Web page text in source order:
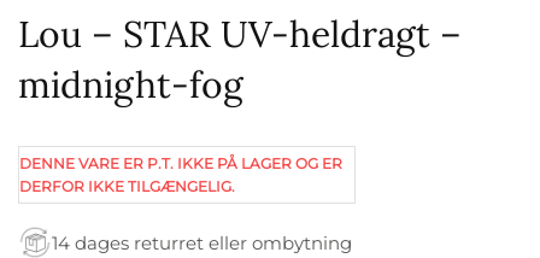
Lou – STAR UV-heldragt –
midnight-fog
DENNE VARE ER P.T. IKKE PÅ LAGER OG ER
DERFOR IKKE TILGÆNGELIG.
14 dages returret eller ombytning